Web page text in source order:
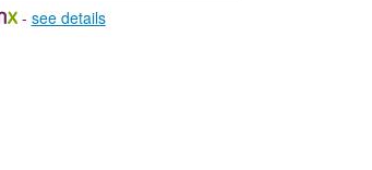
- see details